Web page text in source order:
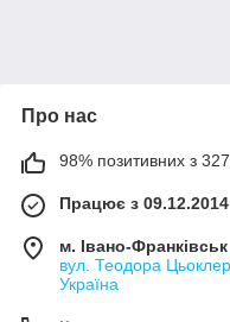
Про нас
98% позитивних з 327
Працює з 09.12.2014
м. Івано-Франківськ
вул. Теодора
Україна